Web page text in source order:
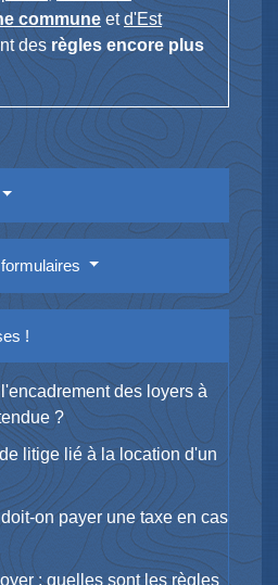
communeetd'Est
desrègles encore plus
!
des loyers à
?
litige lié à la location d'un
on payer une taxe en cas
: quelles sont les règles